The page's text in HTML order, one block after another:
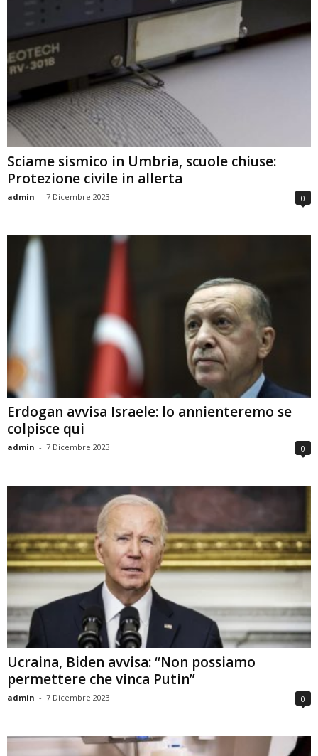
Sciame sismico in Umbria, scuole chiuse:
Protezione civile in allerta
admin - 7 Dicembre 2023 0
Erdogan avvisa Israele: lo annienteremo se
colpisce qui
admin - 7 Dicembre 2023 0
Ucraina, Biden avvisa: “Non possiamo
permettere che vinca Putin”
admin - 7 Dicembre 2023 0